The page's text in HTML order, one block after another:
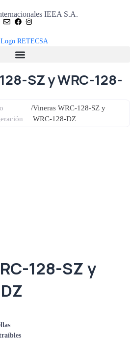
IEEA S.A.
SZ y WRC-128-
/Vineras WRC-128-SZ y
WRC-128-DZ
128-SZ y